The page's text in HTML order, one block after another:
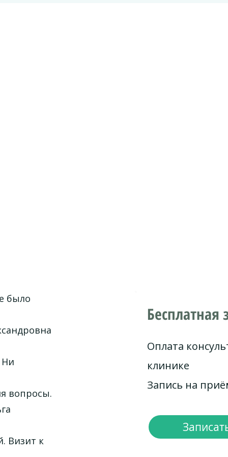
было
Ни
вопросы.
Визит к
Бесплатная
Оплата
клинике
Запись на